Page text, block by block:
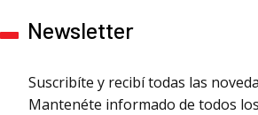
Newsletter
Suscribíte y recibí todas las
Mantenéte informado de todos